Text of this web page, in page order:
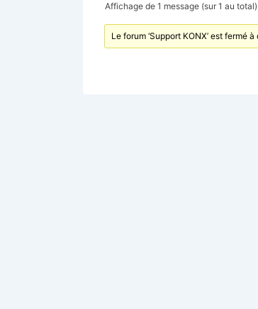
Affichage de 1 message (sur 1 au total)
Le forum ‘Support KONX’ est fermé